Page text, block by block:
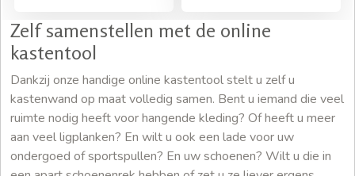
Zelf samenstellen met de online
kastentool
Dankzij onze handige online kastentool stelt u zelf u
kastenwand op maat volledig samen. Bent u iemand die veel
ruimte nodig heeft voor hangende kleding? Of heeft u meer
aan veel ligplanken? En wilt u ook een lade voor uw
ondergoed of sportspullen? En uw schoenen? Wilt u die in